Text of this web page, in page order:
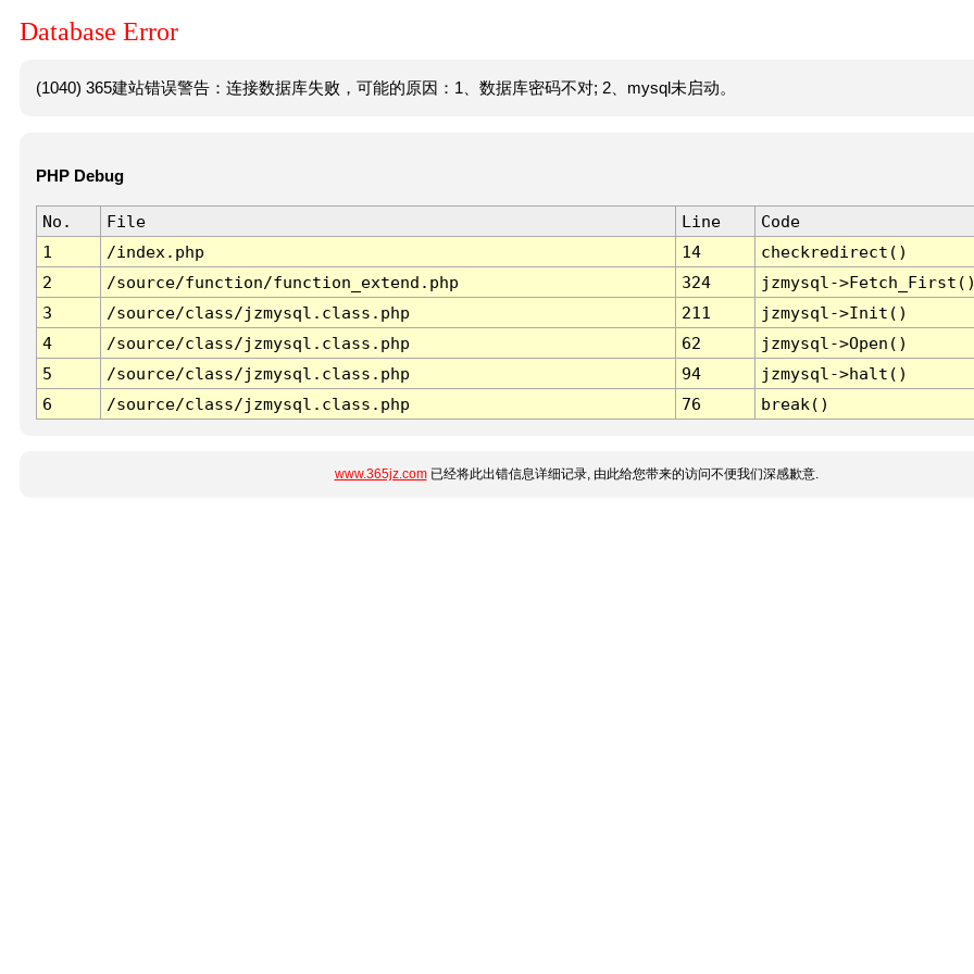
Database Error
(1040) 365建站错误警告：连接数据库失败，可能的原因：1、数据库密码不对; 2、mysql未启动。
PHP Debug
No. File Line
Code
1
/index.php 14
checkredirect()
2
/source/function/function_extend.php 324
jzmysql-
3
/source/class/jzmysql.class.php 211
jzmysql->Init()
4
/source/class/jzmysql.class.php 62
jzmysql->Open()
5
/source/class/jzmysql.class.php 94
jzmysql->halt()
6
/source/class/jzmysql.class.php 76 break()
www.365jz.com已经将此出错信息详细记录, 由此给您带来的访问不便我们深感歉意.